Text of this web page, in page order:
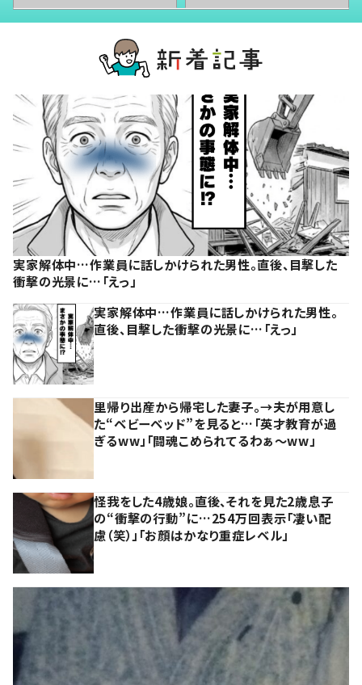
実家解体中…作業員に話しかけられた男性。直後、目撃した
衝撃の光景に…「えっ」
実家解体中…作業員に話しかけられた男性。
直後、目撃した衝撃の光景に…「えっ」
里帰り出産から帰宅した妻子。→夫が用意し
た“ベビーベッド”を見ると…「英才教育が過
ぎるww」「闘魂こめられてるわぁ～ww」
怪我をした4歳娘。直後、それを見た2歳息子
の“衝撃の行動”に…254万回表示「凄い配
慮（笑）」「お顔はかなり重症レベル」